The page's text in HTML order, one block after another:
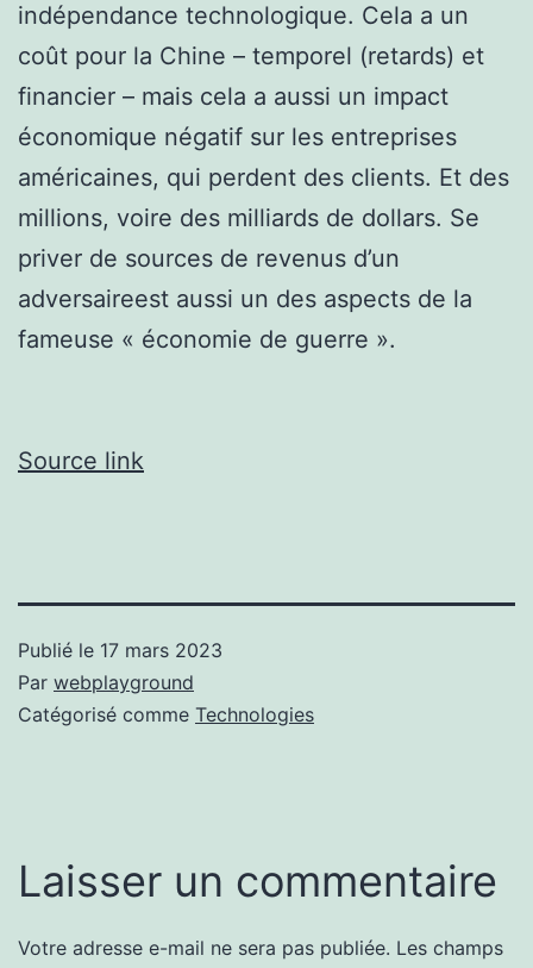
indépendance technologique. Cela a un
coût pour la Chine – temporel (retards) et
financier – mais cela a aussi un impact
économique négatif sur les entreprises
américaines, qui perdent des clients. Et des
millions, voire des milliards de dollars. Se
priver de sources de revenus d’un
adversaireest aussi un des aspects de la
fameuse « économie de guerre ».
Source link
Publié le 17 mars 2023
Par webplayground
Catégorisé comme Technologies
Laisser un commentaire
Votre adresse e-mail ne sera pas publiée. Les champs